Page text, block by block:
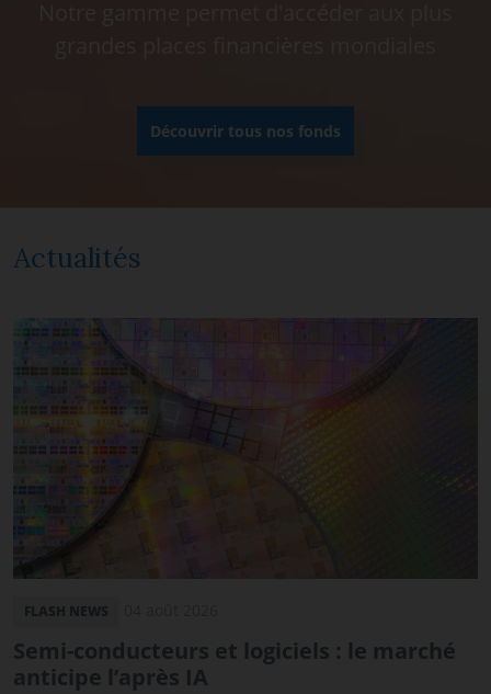
Découvrir tous nos fonds
Actualités
Semi-conducteurs et logiciels : le marché
anticipe l’après IA